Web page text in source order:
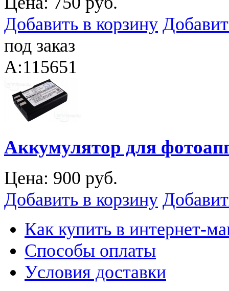
Добавить в корзину
под заказ
A:115651
Аккумулятор для
Цена: 900 руб.
Добавить в корзину
Как купить в интернет-
Способы оплаты
Уcловия доставки